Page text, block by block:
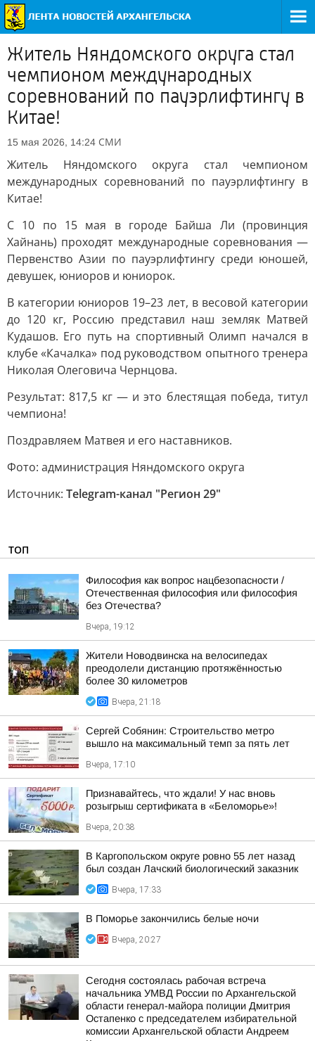
Житель Няндомского округа стал
чемпионом международных
соревнований по пауэрлифтингу в
Китае!
15 мая 2026, 14:24 СМИ
Житель Няндомского округа стал чемпионом
международных соревнований по пауэрлифтингу в
Китае!
С 10 по 15 мая в городе Байша Ли (провинция
Хайнань) проходят международные соревнования —
Первенство Азии по пауэрлифтингу среди юношей,
девушек, юниоров и юниорок.
В категории юниоров 19–23 лет, в весовой категории
до 120 кг, Россию представил наш земляк Матвей
Кудашов. Его путь на спортивный Олимп начался в
клубе «Качалка» под руководством опытного тренера
Николая Олеговича Чернцова.
Результат: 817,5 кг — и это блестящая победа, титул
чемпиона!
Поздравляем Матвея и его наставников.
Фото: администрация Няндомского округа
Источник: Telegram-канал "Регион 29"
ТОП
Философия как вопрос нацбезопасности /
Отечественная философия или философия
без Отечества?
Вчера, 19:12
Жители Новодвинска на велосипедах
преодолели дистанцию протяжённостью
более 30 километров
Вчера, 21:18
Сергей Собянин: Строительство метро
вышло на максимальный темп за пять лет
Вчера, 17:10
Признавайтесь, что ждали! У нас вновь
розыгрыш сертификата в «Беломорье»!
Вчера, 20:38
В Каргопольском округе ровно 55 лет назад
был создан Лачский биологический заказник
Вчера, 17:33
В Поморье закончились белые ночи
Вчера, 20:27
Сегодня состоялась рабочая встреча
начальника УМВД России по Архангельской
области генерал-майора полиции Дмитрия
Остапенко с председателем избирательной
комиссии Архангельской области Андреем